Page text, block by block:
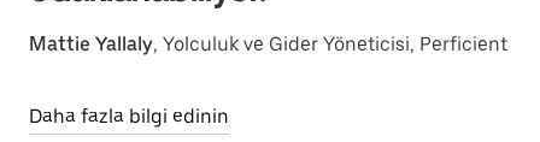
Mattie Yallaly, Yolculuk ve Gider Yöneticisi, Perficient
Daha fazla bilgi edinin